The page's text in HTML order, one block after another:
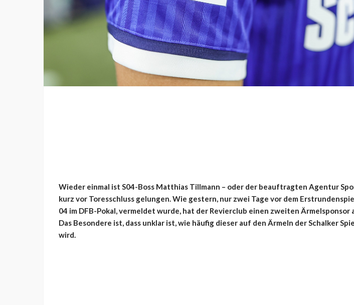
Wieder einmal ist S04-Boss Matthias Tillmann – oder der beauftragten Agentur
kurz vor Toresschluss gelungen. Wie gestern, nur zwei Tage vor dem
04 im DFB-Pokal, vermeldet wurde, hat der Revierclub einen zweiten Ärmelsponsor
Das Besondere ist, dass unklar ist, wie häufig dieser auf den Ärmeln der Schalker
wird.